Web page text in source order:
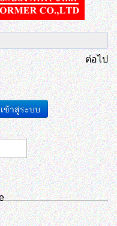
ต่อไป
เข้าสู่ระบบ